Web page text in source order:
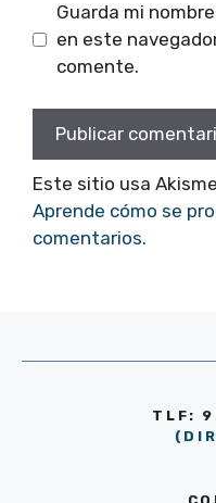
Guarda mi
en este
comente.
Este sitio usa
Aprende cómo se
comentarios.
TLF: